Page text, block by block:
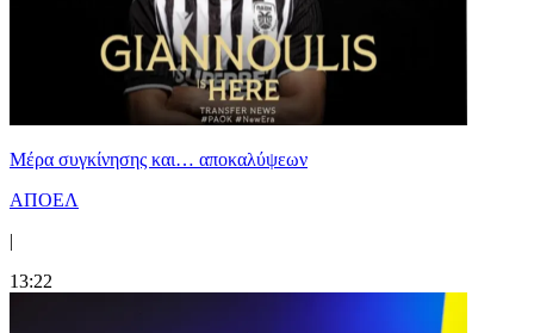
Mέρα συγκίνησης και… αποκαλύψεων
ΑΠΟΕΛ
|
13:22